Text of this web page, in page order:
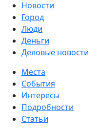
Новости
Город
Люди
Деньги
Деловые новости
Места
События
Интересы
Подробности
Статьи